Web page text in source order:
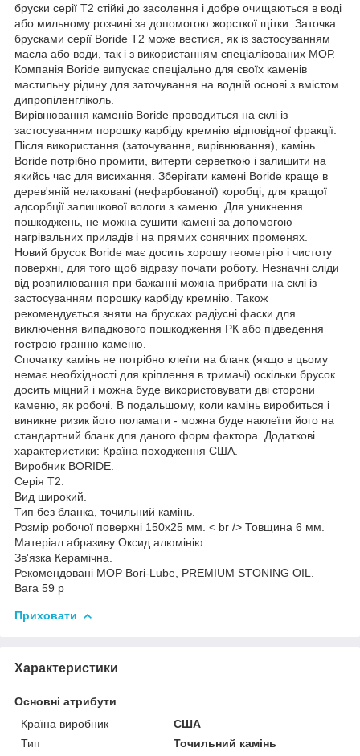
бруски серії Т2 стійкі до засолення і добре очищаються в воді
або мильному розчині за допомогою жорсткої щітки. Заточка
брусками серії Boride T2 може вестися, як із застосуванням
масла або води, так і з використанням спеціалізованих МОР.
Компанія Boride випускає спеціально для своїх каменів
мастильну рідину для заточування на водній основі з вмістом
дипропіленгліколь.
Вирівнювання каменів Boride проводиться на склі із
застосуванням порошку карбіду кремнію відповідної фракції.
Після використання (заточування, вирівнювання), камінь
Boride потрібно промити, витерти серветкою і залишити на
якийсь час для висихання. Зберігати камені Boride краще в
дерев'яній нелаковані (нефарбованої) коробці, для кращої
адсорбції залишкової вологи з каменю. Для уникнення
пошкоджень, не можна сушити камені за допомогою
нагрівальних приладів і на прямих сонячних променях.
Новий брусок Boride має досить хорошу геометрію і чистоту
поверхні, для того щоб відразу почати роботу. Незначні сліди
від розпилювання при бажанні можна прибрати на склі із
застосуванням порошку карбіду кремнію. Також
рекомендується зняти на брусках радіусні фаски для
виключення випадкового пошкодження РК або підведення
гострою гранню каменю.
Спочатку камінь не потрібно клеїти на бланк (якщо в цьому
немає необхідності для кріплення в тримачі) оскільки брусок
досить міцний і можна буде використовувати дві сторони
каменю, як робочі. В подальшому, коли камінь виробиться і
виникне ризик його поламати - можна буде наклеїти його на
стандартний бланк для даного форм фактора. Додаткові
характеристики: Країна походження США.
Виробник BORIDE.
Серія T2.
Вид широкий.
Тип без бланка, точильний камінь.
Розмір робочої поверхні 150х25 мм. < br /> Товщина 6 мм.
Матеріал абразиву Оксид алюмінію.
Зв'язка Керамічна.
Рекомендовані МОР Bori-Lube, PREMIUM STONING OIL.
Вага 59 р
Приховати
Характеристики
Основні атрибути
Країна виробник
США
Тип
Точильний камінь